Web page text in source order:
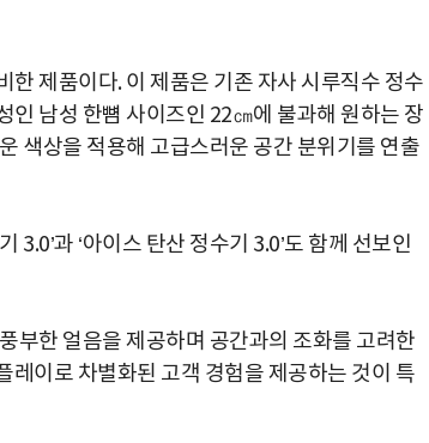
제품이다. 이 제품은 기존 자사 시루직수 정수
인 남성 한뼘 사이즈인 22㎝에 불과해 원하는 장
색상을 적용해 고급스러운 공간 분위기를 연출
과 ‘아이스 탄산 정수기 3.0’도 함께 선보인
부한 얼음을 제공하며 공간과의 조화를 고려한
레이로 차별화된 고객 경험을 제공하는 것이 특
초보자도 반할 반전 매력”